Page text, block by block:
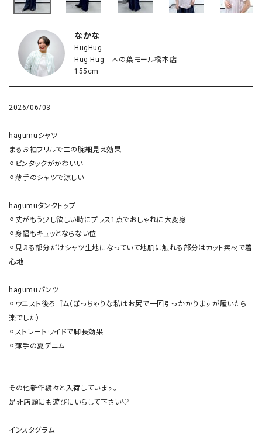
なかな
HugHug
Hug Hug 木の葉モール橋本店
155cm
2026/06/03
hagumuシャツ
まるお袖フリルで二の腕細見え効果
⚪︎ピンタックがかわいい
⚪︎薄手のシャツで涼しい
hagumuタンクトップ
⚪︎丈がもう少し欲しい時にプラス1点でおしゃれに大変身
⚪︎身幅もキュッとならない位
⚪︎見える部分だけシャツ生地になっていて地肌に触れる部分はカット素材で着
心地
hagumuパンツ
⚪︎ウエスト後ろゴム（ぽっちゃりな私はお尻で一回引っかかりますが履いたら
楽でした）
⚪︎ストレートワイドで脚長効果
⚪︎薄手の夏デニム
その他新作続々と入荷しています。
是非店頭にも遊びにいらして下さい♡
インスタグラム